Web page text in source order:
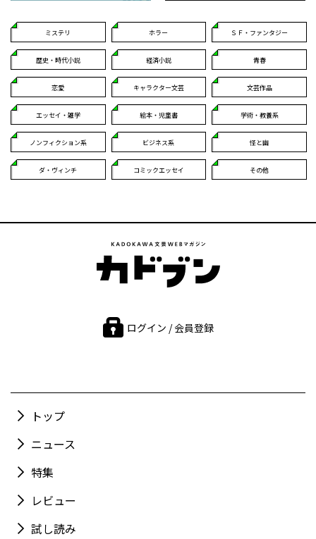
ミステリ ホラー ＳＦ・ファンタジー
歴史・時代小説 経済小説 青春
恋愛 キャラクター文芸 文芸作品
エッセイ・雑学 絵本・児童書 学術・教養系
ノンフィクション系 ビジネス系 怪と幽
ダ・ヴィンチ コミックエッセイ その他
ログイン / 会員登録
トップ
ニュース
特集
レビュー
試し読み